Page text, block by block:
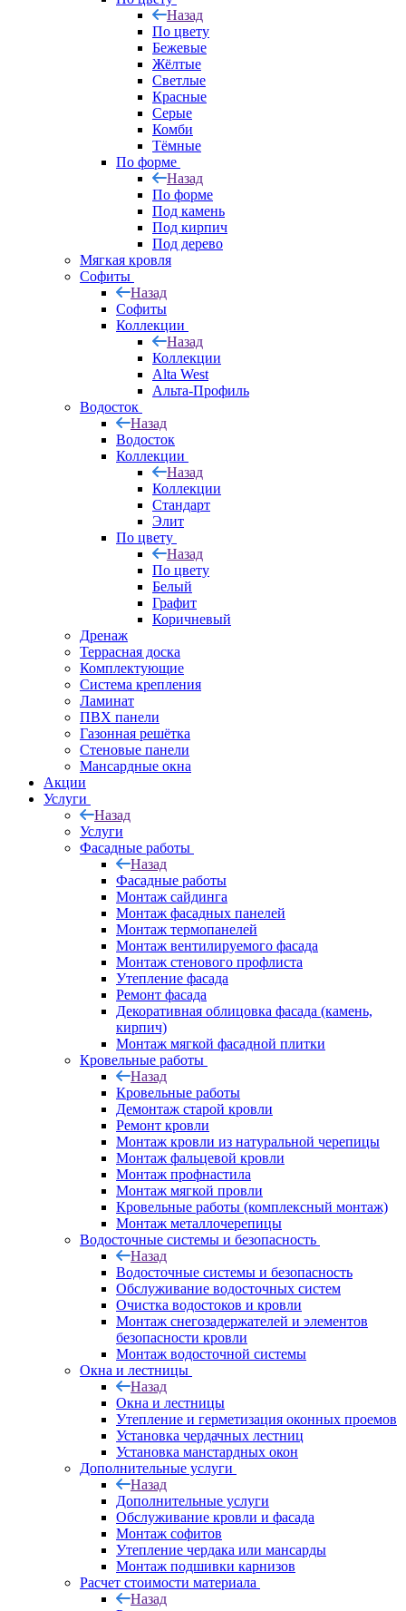
Назад
По цвету
Бежевые
Жёлтые
Светлые
Красные
Серые
Комби
Тёмные
По форме
Назад
По форме
Под камень
Под кирпич
Под дерево
Мягкая кровля
Софиты
Назад
Софиты
Коллекции
Назад
Коллекции
Alta West
Альта-Профиль
Водосток
Назад
Водосток
Коллекции
Назад
Коллекции
Стандарт
Элит
По цвету
Назад
По цвету
Белый
Графит
Коричневый
Дренаж
Террасная доска
Комплектующие
Система крепления
Ламинат
ПВХ панели
Газонная решётка
Стеновые панели
Мансардные окна
Акции
Услуги
Назад
Услуги
Фасадные работы
Назад
Фасадные работы
Монтаж сайдинга
Монтаж фасадных панелей
Монтаж термопанелей
Монтаж вентилируемого фасада
Монтаж стенового профлиста
Утепление фасада
Ремонт фасада
Декоративная облицовка фасада (камень,
кирпич)
Монтаж мягкой фасадной плитки
Кровельные работы
Назад
Кровельные работы
Демонтаж старой кровли
Ремонт кровли
Монтаж кровли из натуральной черепицы
Монтаж фальцевой кровли
Монтаж профнастила
Монтаж мягкой провли
Кровельные работы (комплексный монтаж)
Монтаж металлочерепицы
Водосточные системы и безопасность
Назад
Водосточные системы и безопасность
Обслуживание водосточных систем
Очистка водостоков и кровли
Монтаж снегозадержателей и элементов
безопасности кровли
Монтаж водосточной системы
Окна и лестницы
Назад
Окна и лестницы
Утепление и герметизация оконных проемов
Установка чердачных лестниц
Установка манстардных окон
Дополнительные услуги
Назад
Дополнительные услуги
Обслуживание кровли и фасада
Монтаж софитов
Утепление чердака или мансарды
Монтаж подшивки карнизов
Расчет стоимости материала
Назад